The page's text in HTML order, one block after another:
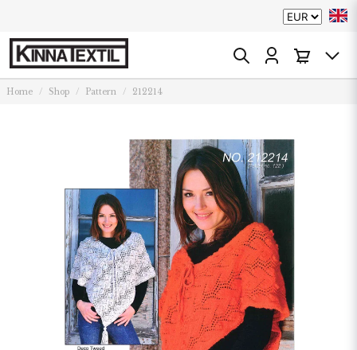
Home Shop Pattern 212214